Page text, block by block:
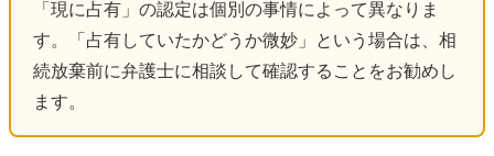
「現に占有」の認定は個別の事情によって異なりま
す。「占有していたかどうか微妙」という場合は、相
続放棄前に弁護士に相談して確認することをお勧めし
ます。